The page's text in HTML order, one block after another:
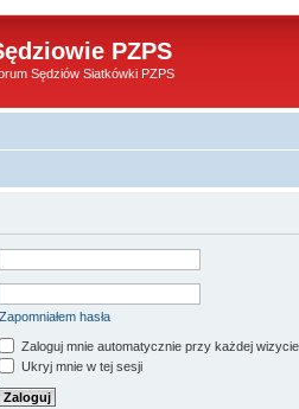
PZPS
Sędziów Siatkówki PZPS
Zapomniałem hasła
Zaloguj mnie automatycznie przy każdej wizycie
Ukryj mnie w tej sesji